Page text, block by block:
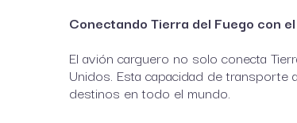
Conectando Tierra del Fuego con
El avión carguero no solo conecta
Unidos. Esta capacidad de
destinos en todo el mundo.